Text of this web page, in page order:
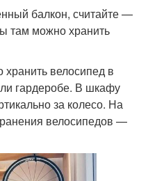
балкон, считайте —
там можно хранить
велосипед в
гардеробе. В шкафу
за колесо. На
велосипедов —